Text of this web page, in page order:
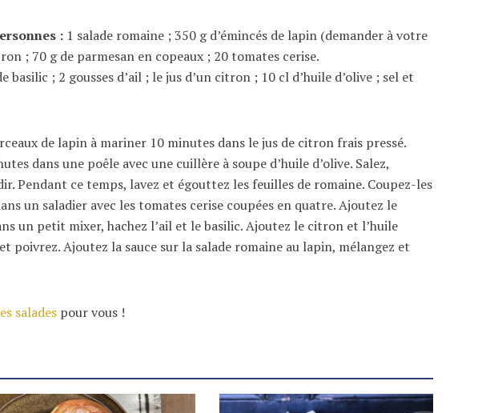
: 1 salade romaine ; 350 g d’émincés de lapin (demander à votre
; 70 g de parmesan en copeaux ; 20 tomates cerise.
basilic ; 2 gousses d’ail ; le jus d’un citron ; 10 cl d’huile d’olive ; sel et
de lapin à mariner 10 minutes dans le jus de citron frais pressé.
dans une poêle avec une cuillère à soupe d’huile d’olive. Salez,
Pendant ce temps, lavez et égouttez les feuilles de romaine. Coupez-les
un saladier avec les tomates cerise coupées en quatre. Ajoutez le
un petit mixer, hachez l’ail et le basilic. Ajoutez le citron et l’huile
poivrez. Ajoutez la sauce sur la salade romaine au lapin, mélangez et
salades pour vous !